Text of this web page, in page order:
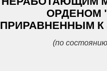
ОРДЕНОМ
ПРИРАВНЕННЫМ К
(по